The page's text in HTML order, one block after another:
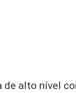
de alto nível